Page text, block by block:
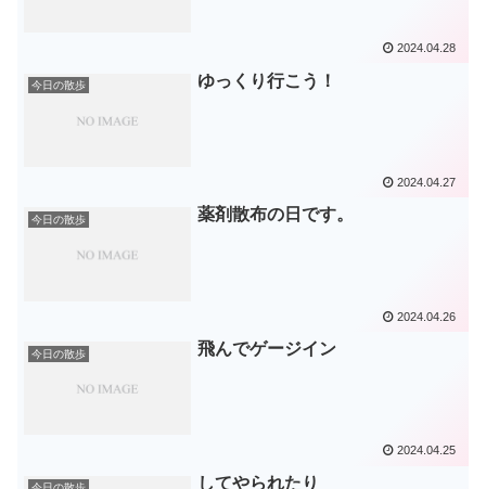
2024.04.28
今日の散歩 ゆっくり行こう！
2024.04.27
今日の散歩 薬剤散布の日です。
2024.04.26
今日の散歩 飛んでゲージイン
2024.04.25
してやられたり